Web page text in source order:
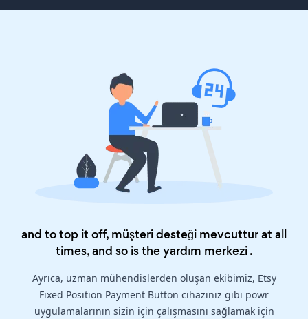
and to top it off, müşteri desteği mevcuttur at all
times, and so is theyardım merkezi.
Ayrıca, uzman mühendislerden oluşan ekibimiz, Etsy
Fixed Position Payment Button cihazınız gibi powr
uygulamalarının sizin için çalışmasını sağlamak için